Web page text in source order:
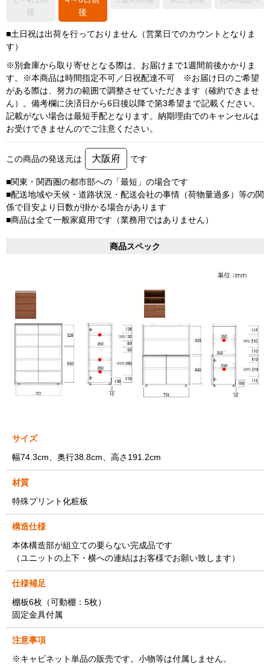
後
後
■土日祝は出荷を行っておりません（営業日でのカウントとなりま
す）
※別倉庫から取り寄せとなる際は、お届けまで1週間前後かかりま
す。※本商品は時間指定不可／日祝配達不可 ※お届け日のご希望
がある際は、努力の範囲で調整させていただきます（確約できませ
ん）。備考欄に決済日から6日後以降で第3希望まで記載ください。
記載がない場合は最短手配となります。納期理由でのキャンセルは
お受けできませんのでご注意ください。
この商品の発送元は 大阪府 です
■関東・関西圏の都市部への「最短」の場合です
■配送地域や天候・道路状況・配送会社の事情（荷物量過多）等の関
係で目安より日数が掛かる場合があります
■商品は全て一般家庭用です（業務用ではありません）
商品スペック
サイズ
幅74.3cm、奥行38.8cm、高さ191.2cm
材質
特殊プリント化粧板
構造仕様
本体構造部が組立ての要らない完成品です
（ユニットの上下・横への連結はお客様でお願い致します）
仕様補足
棚板6枚（可動棚：5枚）
固定金具付属
注意事項
※キャビネット単品の販売です。小物等は付属しません。